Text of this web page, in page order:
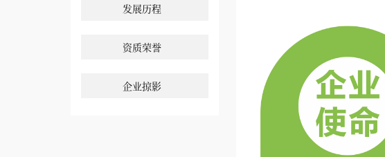
发展历程
资质荣誉
企业掠影